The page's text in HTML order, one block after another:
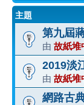
主題
第九屆
由 故紙堆
2019淡
由 故紙堆
網路古